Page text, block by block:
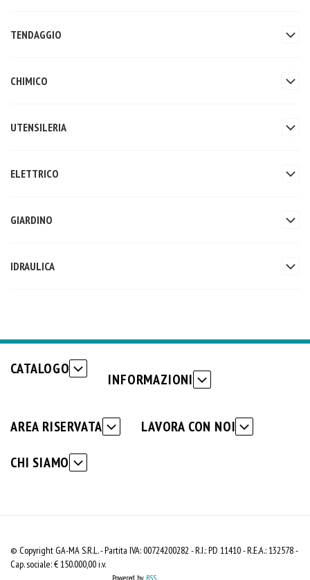
TENDAGGIO
CHIMICO
UTENSILERIA
ELETTRICO
GIARDINO
IDRAULICA
CHI SIAMO
CATALOGO
INFORMAZIONI
AREA RISERVATA LAVORA CON NOI
© Copyright GA-MA S.R.L. - Partita IVA: 00724200282 - R.I.: PD 11410 - R.E.A.: 132578 -
Cap. sociale: € 150.000,00 i.v.
Powered by BSS